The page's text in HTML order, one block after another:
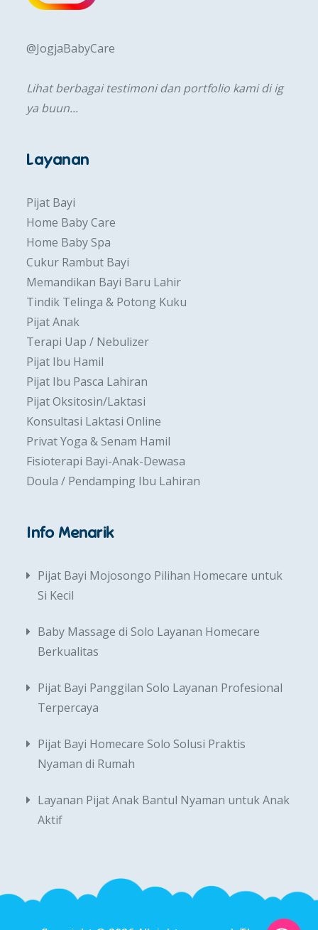
@JogjaBabyCare
Lihat berbagai testimoni dan portfolio kami di ig
ya buun...
Layanan
Pijat Bayi
Home Baby Care
Home Baby Spa
Cukur Rambut Bayi
Memandikan Bayi Baru Lahir
Tindik Telinga & Potong Kuku
Pijat Anak
Terapi Uap / Nebulizer
Pijat Ibu Hamil
Pijat Ibu Pasca Lahiran
Pijat Oksitosin/Laktasi
Konsultasi Laktasi Online
Privat Yoga & Senam Hamil
Fisioterapi Bayi-Anak-Dewasa
Doula / Pendamping Ibu Lahiran
Info Menarik
Pijat Bayi Mojosongo Pilihan Homecare untuk
Si Kecil
Baby Massage di Solo Layanan Homecare
Berkualitas
Pijat Bayi Panggilan Solo Layanan Profesional
Terpercaya
Pijat Bayi Homecare Solo Solusi Praktis
Nyaman di Rumah
Layanan Pijat Anak Bantul Nyaman untuk Anak
Aktif